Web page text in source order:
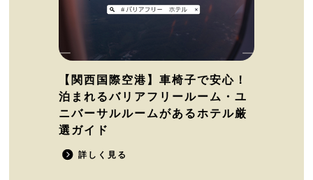
【関西国際空港】車椅子で安心！
泊まれるバリアフリールーム・ユ
ニバーサルルームがあるホテル厳
選ガイド
詳しく見る